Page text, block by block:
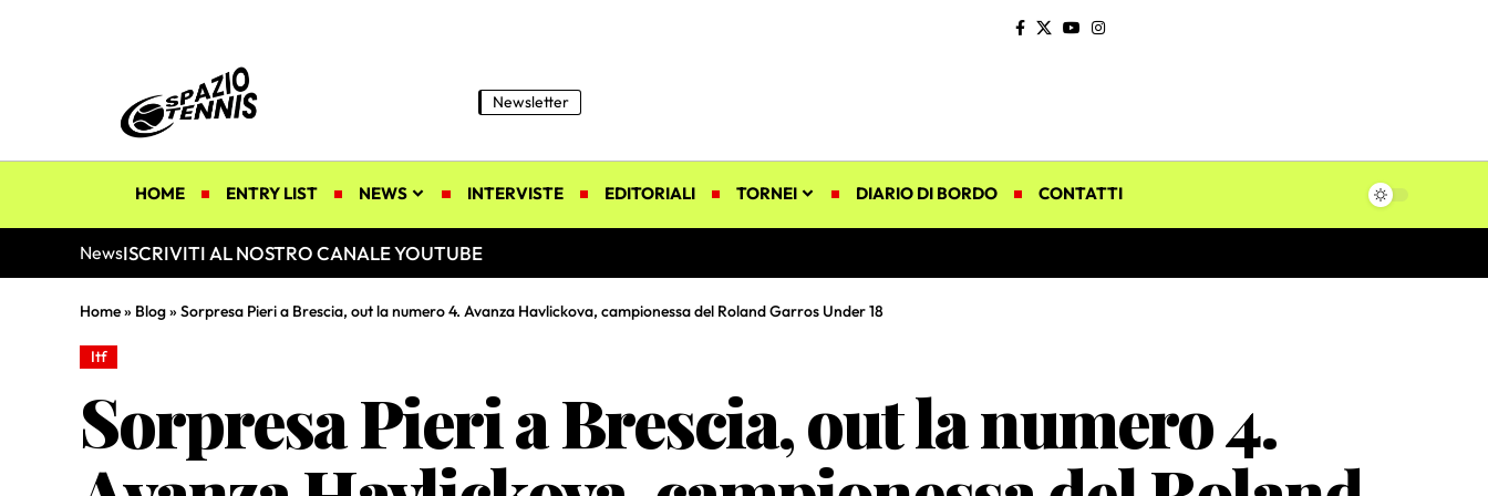
Newsletter
HOME ENTRY LIST NEWS INTERVISTE EDITORIALI TORNEI DIARIO DI BORDO CONTATTI
NewsISCRIVITI AL NOSTRO CANALE YOUTUBE
Home» Blog» Sorpresa Pieri a Brescia, out la numero 4. Avanza Havlickova, campionessa del Roland Garros Under 18
Itf
Sorpresa Pieri a Brescia, out la numero 4.